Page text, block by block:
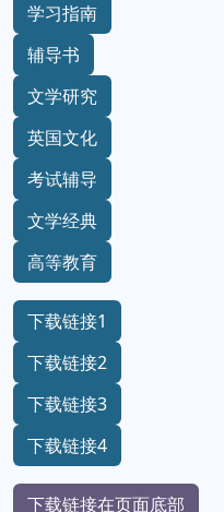
学习指南
辅导书
文学研究
英国文化
考试辅导
文学经典
高等教育
下载链接1
下载链接2
下载链接3
下载链接4
下载链接在页面底部